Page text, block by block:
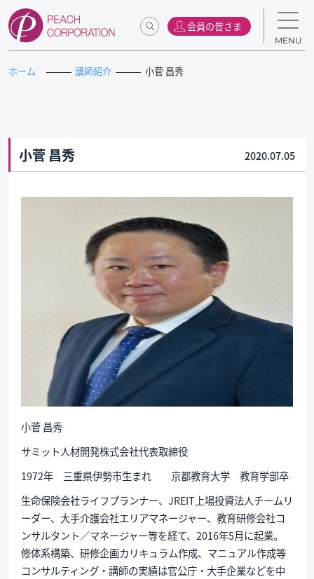
会員の皆さま
MENU
ホーム 講師紹介 小菅 昌秀
小菅 昌秀 2020.07.05
小菅 昌秀
サミット人材開発株式会社代表取締役
1972年 三重県伊勢市生まれ 京都教育大学 教育学部卒
生命保険会社ライフプランナー、JREIT上場投資法人チームリ
ーダー、大手介護会社エリアマネージャー、教育研修会社コ
ンサルタント／マネージャー等を経て、2016年5月に起業。
修体系構築、研修企画カリキュラム作成、マニュアル作成等
コンサルティング・講師の実績は官公庁・大手企業などを中